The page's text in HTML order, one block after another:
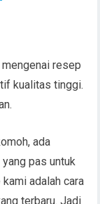
resep
kualitas tinggi.
ada
pas untuk
adalah cara
terbaru. Jadi